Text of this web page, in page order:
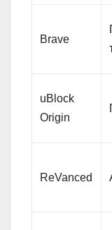
Brave
uBlock
Origin
ReVanced